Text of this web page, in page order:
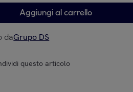
Aggiungi al carrello
daGrupo DS
questo articolo